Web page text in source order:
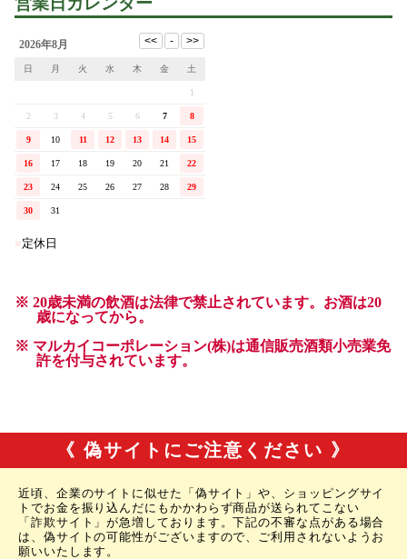
《 偽サイトにご注意ください 》
近頃、企業のサイトに似せた「偽サイト」や、ショッピングサイ
トでお金を振り込んだにもかかわらず商品が送られてこない
「詐欺サイト」が急増しております。下記の不審な点がある場合
は、偽サイトの可能性がございますので、ご利用されないようお
願いいたします。